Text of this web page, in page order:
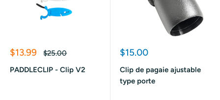
Prix
$13.99
Prix
$25.00
PADDLECLIP - Clip V2
Prix
$15.00
Clip de pagaie ajustable
type porte